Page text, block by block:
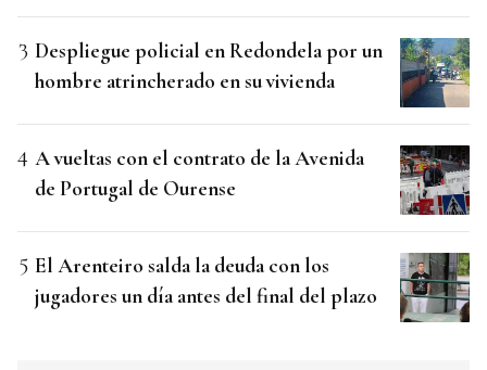
Despliegue policial en Redondela por un
hombre atrincherado en su vivienda
A vueltas con el contrato de la Avenida
de Portugal de Ourense
El Arenteiro salda la deuda con los
jugadores un día antes del final del plazo